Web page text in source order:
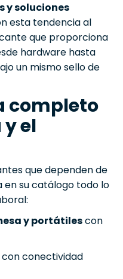
y soluciones
esta tendencia al
que proporciona
hardware hasta
un mismo sello de
completo
el
que dependen de
en su catálogo todo lo
y portátilescon
con conectividad